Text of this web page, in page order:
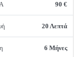
90 €
20 Λεπτά
6 Μήνες